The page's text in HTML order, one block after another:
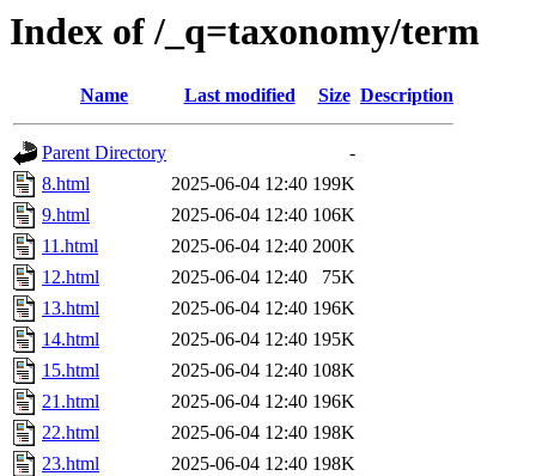
Index of /_q=taxonomy/term
Name Last modified Size Description
Parent Directory
-
8.html
2025-06-04 12:40 199K
9.html
2025-06-04 12:40 106K
11.html
2025-06-04 12:40 200K
12.html
2025-06-04 12:40
75K
13.html
2025-06-04 12:40 196K
14.html
2025-06-04 12:40 195K
15.html
2025-06-04 12:40 108K
21.html
2025-06-04 12:40 196K
22.html
2025-06-04 12:40 198K
23.html
2025-06-04 12:40 198K